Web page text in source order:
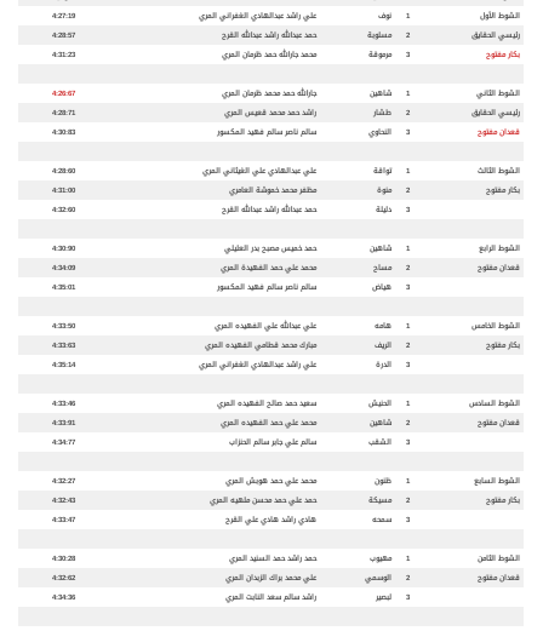
الشوط الأول
1 نوف علي راشد عبدالهادي الغفراني المري
4:27:19
رئيسي الحقايق
2 مسلوبة حمد عبدالله راشد عبدالله القرح
4:28:57
بكار مفتوح
3 مرموقة محمد جارالله حمد ظرمان المري 4:31:23
الشوط الثاني 1 شاهين جارالله حمد محمد ظرمان المري
4:26:67
رئيسي الحقايق
2 طشار راشد حمد محمد قعيس المري
4:28:71
قعدان مفتوح
3 النحاوي سالم ناصر سالم فهيد المكسور 4:30:83
الشوط الثالث 1 تواقة علي عبدالهادي علي الغيثاني المري
4:28:60
بكار مفتوح
2 منوة مظفر محمد خموشة العامري
4:31:00
3
دليلة حمد عبدالله راشد عبدالله القرح 4:32:60
الشوط الرابع 1 شاهين حمد خميس مصبح بدر العليلي
4:30:90
قعدان مفتوح
2 مساح محمد علي حمد الفهيدة المري
4:34:09
3
هياض سالم ناصر سالم فهيد المكسور 4:35:01
الشوط الخامس 1 هامه علي عبدالله علي الفهيده المري
4:33:50
بكار مفتوح
2 الريف مبارك محمد قطامي الفهيده المري
4:33:63
3
الدرة علي راشد عبدالهادي الغفراني المري 4:35:14
الشوط السادس 1 الحنيش سعيد حمد صالح الفهيده المري
4:33:46
قعدان مفتوح
2 شاهين محمد علي حمد الفهيده المري
4:33:91
3
الشقب سالم علي جابر سالم الحنزاب 4:34:77
الشوط السابع 1 ظنون محمد علي حمد هوبش المري
4:32:27
بكار مفتوح
2 مسيكة حمد علي حمد محسن ملهيه المري
4:32:43
3
سمحه هادي راشد هادي علي القرح 4:33:47
الشوط الثامن 1 مهيوب حمد راشد حمد السنيد المري
4:30:28
قعدان مفتوح
2 الوسمي علي محمد براك الزبدان المري
4:32:62
3
لبصير راشد سالم سعد النابت المري 4:34:36